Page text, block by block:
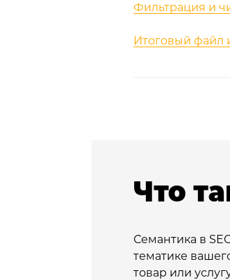
Фильтрация и
Итоговый файл
Что
Семантика в
тематике
товар или